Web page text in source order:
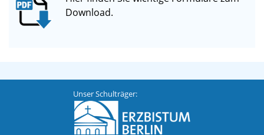
Download.
Unser Schulträger: